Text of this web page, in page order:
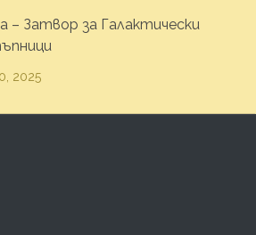
– Затвор за Галактически
2025